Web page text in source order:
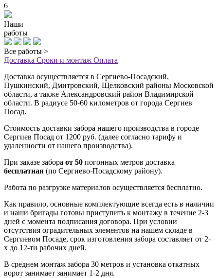
6
Наши
работы
Все работы >
Доставка Сроки и монтаж Оплата
Доставка осуществляется в Сергиево-Посадский,
Пушкинский, Дмитровский, Щелковский районы Московской
области, а также Александровский район Владимирской
области. В радиусе 50-60 километров от города Сергиев
Посад.
Стоимость доставки забора нашего производства в городе
Сергиев Посад от 1200 руб. (далее согласно тарифу и
удаленности от нашего производства).
При заказе забора от 50 погонных метров доставка
бесплатная (по Сергиево-Посадскому району).
Работа по разгрузке материалов осуществляется бесплатно.
Как правило, основные комплектующие всегда есть в наличии
и наши бригады готовы приступить к монтажу в течение 2-3
дней с момента подписания договора. При условии
отсутствия оградительных элементов на нашем складе в
Сергиевом Посаде, срок изготовления забора составляет от 2-
х до 12-ти рабочих дней.
В среднем монтаж забора 30 метров и установка откатных
ворот занимает занимает 1-2 дня.